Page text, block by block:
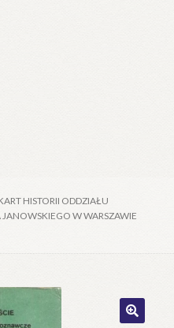
HISTORII ODDZIAŁU
W WARSZAWIE